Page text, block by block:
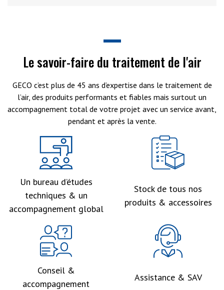
Le savoir-faire du traitement de l'air
GECO c’est plus de 45 ans d’expertise dans le traitement de
l’air, des produits performants et fiables mais surtout un
accompagnement total de votre projet avec un service avant,
pendant et après la vente.
Un bureau d’études
techniques & un
accompagnement global
Stock de tous nos
produits & accessoires
Conseil &
accompagnement
Assistance & SAV